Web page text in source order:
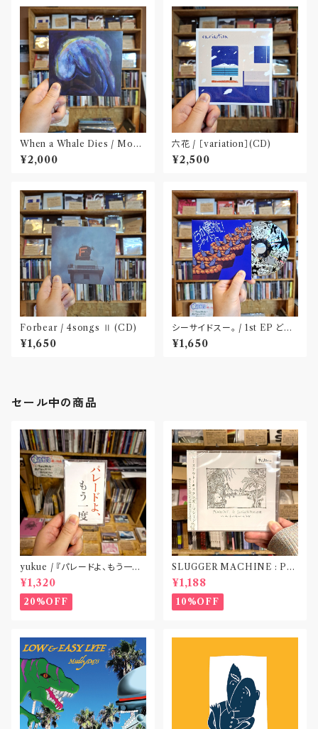
When a Whale Dies / Moby
Dick(CD)
¥2,000
六花 / ［variation］(CD)
¥2,500
Forbear / 4songs Ⅱ (CD)
¥1,650
シーサイドスー。 / 1st EP どう
か健やかに！(CD)〝静岡県三島
市〟
¥1,650
セール中の商品
yukue / 『パレードよ、もう一度』
(TAPE)
¥1,320
20%OFF
SLUGGER MACHINE : PE
ACE OUT! / we die if we d
o not do “DIG”(SPLIT CD)
〝横浜&札幌〟
¥1,188
10%OFF